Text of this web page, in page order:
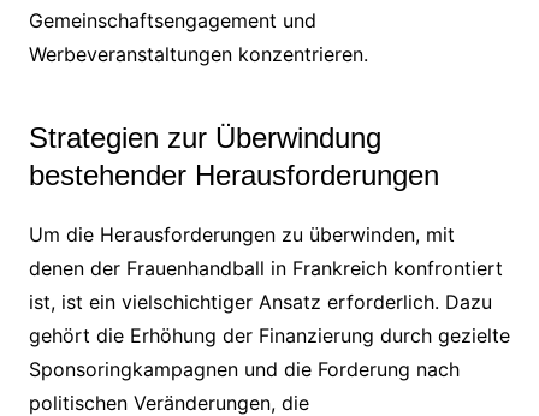
Gemeinschaftsengagement und
Werbeveranstaltungen konzentrieren.
Strategien zur Überwindung
bestehender Herausforderungen
Um die Herausforderungen zu überwinden, mit
denen der Frauenhandball in Frankreich konfrontiert
ist, ist ein vielschichtiger Ansatz erforderlich. Dazu
gehört die Erhöhung der Finanzierung durch gezielte
Sponsoringkampagnen und die Forderung nach
politischen Veränderungen, die